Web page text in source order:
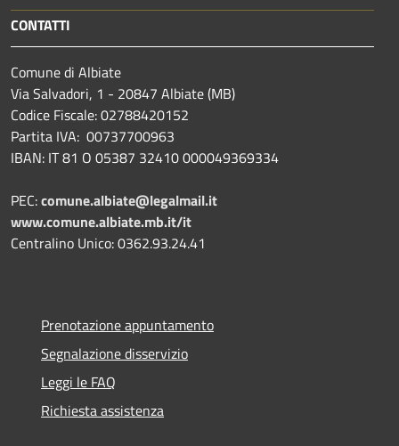
CONTATTI
Comune di Albiate
Via Salvadori, 1 - 20847 Albiate (MB)
Codice Fiscale: 02788420152
Partita IVA: 00737700963
IBAN: IT 81 O 05387 32410 000049369334
PEC:comune.albiate@legalmail.it
www.comune.albiate.mb.it/it
Centralino Unico: 0362.93.24.41
Prenotazione appuntamento
Segnalazione disservizio
Leggi le FAQ
Richiesta assistenza